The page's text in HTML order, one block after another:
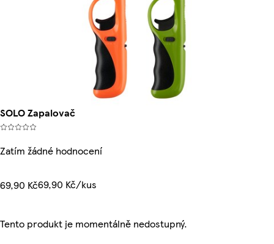
SOLO Zapalovač
Zatím žádné hodnocení
69,90 Kč69,90 Kč/kus
Tento produkt je momentálně nedostupný.